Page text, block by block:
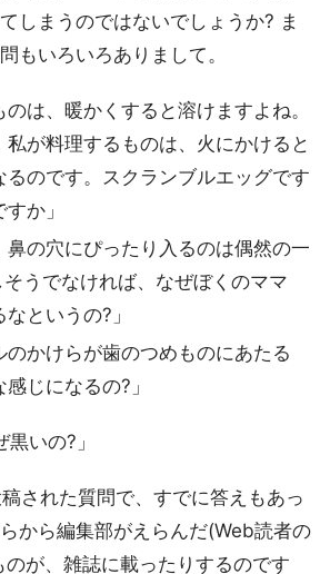
しまうのではないでしょうか? ま
もいろいろありまして。
のは、暖かくすると溶けますよね。
私が料理するものは、火にかけると
るのです。スクランブルエッグです
か」
鼻の穴にぴったり入るのは偶然の一
うでなければ、なぜぼくのママ
というの?」
のかけらが歯のつめものにあたる
じになるの?」
いの?」
された質問で、すでに答えもあっ
から編集部がえらんだ(Web読者の
が、雑誌に載ったりするのです